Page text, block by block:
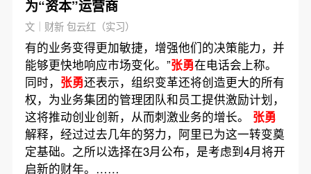
为“资本”运营商
文｜财新 包云红（实习）
有的业务变得更加敏捷，增强他们的决策能力，并
能够更快地响应市场变化。”张勇在电话会上称。
同时， 张勇还表示，组织变革还将创造更大的所有
权，为业务集团的管理团队和员工提供激励计划，
这将推动创业创新，从而刺激业务的增长。 张勇
解释，经过过去几年的努力，阿里已为这一转变奠
定基础。之所以选择在3月公布，是考虑到4月将开
启新的财年。……